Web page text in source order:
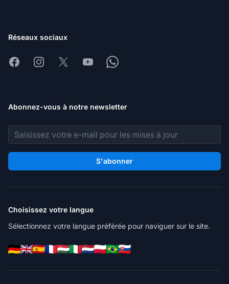
Réseaux sociaux
FacebookInstagram
X YoutubeWhatsapp
Abonnez-vous à notre newsletter
Adresse e-mail
S'abonner
Choisissez votre langue
Sélectionnez votre langue préférée pour naviguer sur le site.